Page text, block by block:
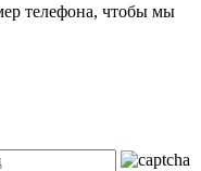
телефона, чтобы мы